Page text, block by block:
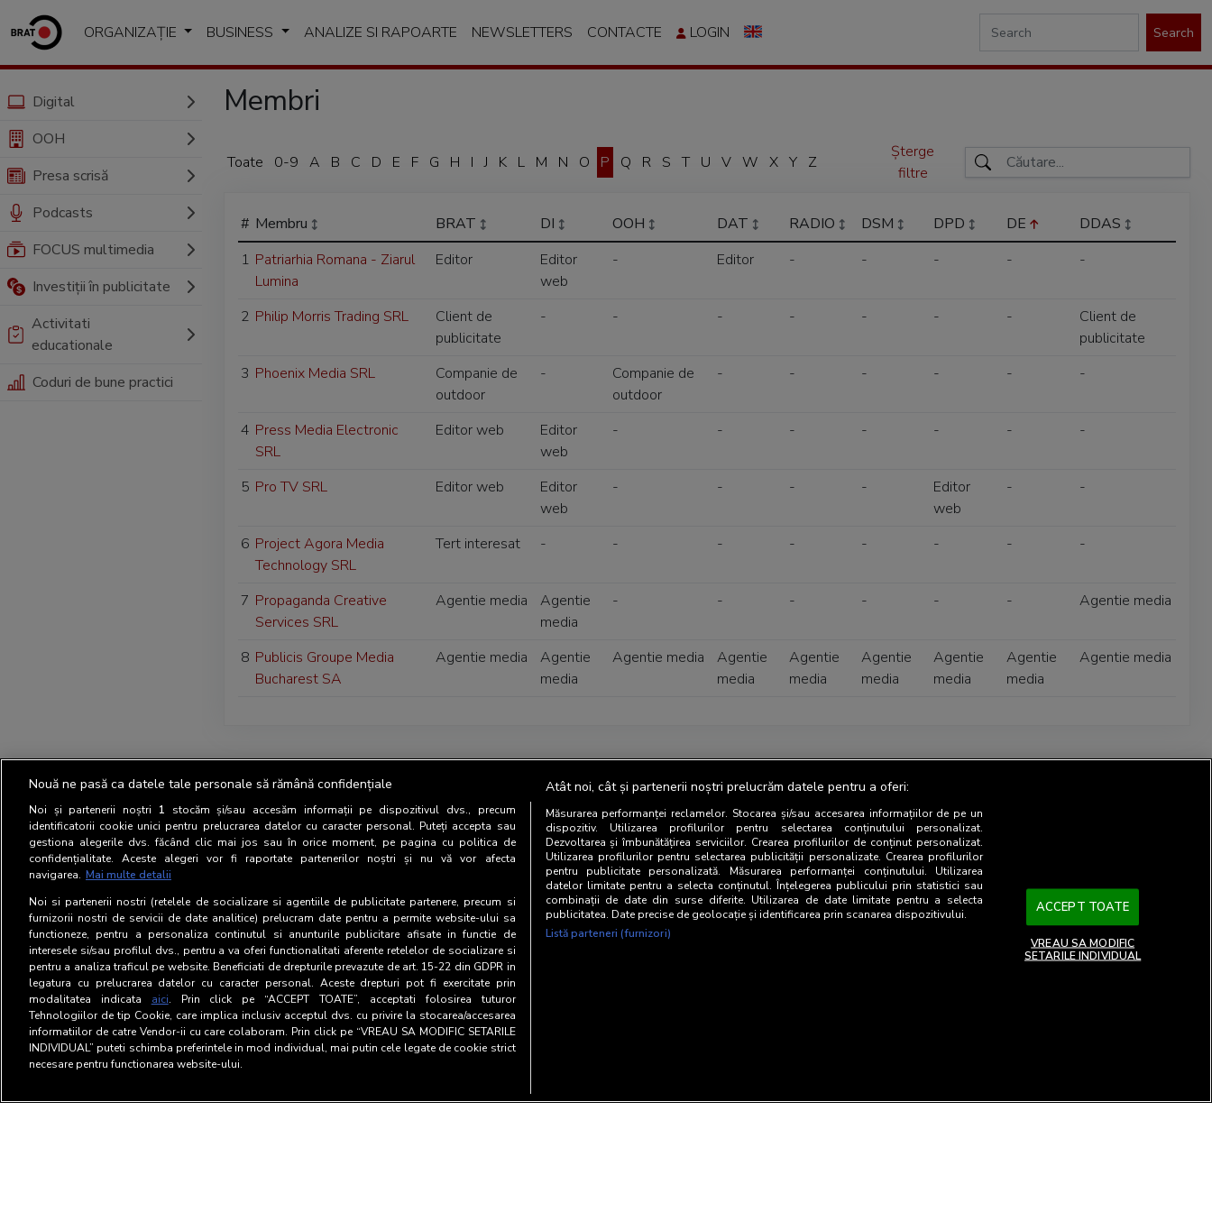
ORGANIZAȚIE BUSINESS ANALIZE SI RAPOARTE NEWSLETTERS CONTACTE LOGIN Search
Digital
OOH
Presa scrisă
Podcasts
FOCUS multimedia
Investiții în publicitate
Activitati
educationale
Coduri de bune practici
Membri
Toate 0-9 A B C D E F G H I J K L M N O P Q R S T U V W X Y Z
Șterge
filtre
# Membru BRAT DI OOH DAT RADIO DSM DPD DE
DDAS
1 Patriarhia Romana - Ziarul
Lumina
Editor
Editor
web
- Editor - - - - -
2 Philip Morris Trading SRL
Client de
publicitate
- - - - - - -
Client de
publicitate
3 Phoenix Media SRL
Companie de
outdoor
-
Companie de
outdoor
- - - - - -
4 Press Media Electronic
SRL
Editor web
Editor
web
- - - - - - -
5 Pro TV SRL Editor web
Editor
web
- - - -
Editor
web
- -
6 Project Agora Media
Technology SRL
Tert interesat - - - - - - - -
7 Propaganda Creative
Services SRL
Agentie media
Agentie
media
- - - - - - Agentie media
8 Publicis Groupe Media
Bucharest SA
Agentie media
Agentie
media
Agentie media
Agentie
media
Agentie
media
Agentie
media
Agentie
media
Agentie
media
Agentie media
Nouă ne pasă ca datele tale personale să rămână confidențiale
Noi și partenerii noștri 1 stocăm și/sau accesăm informații pe dispozitivul dvs., precum
identificatorii cookie unici pentru prelucrarea datelor cu caracter personal. Puteți accepta sau
gestiona alegerile dvs. făcând clic mai jos sau în orice moment, pe pagina cu politica de
confidențialitate. Aceste alegeri vor fi raportate partenerilor noștri și nu vă vor afecta
navigarea. Mai multe detalii
Noi si partenerii nostri (retelele de socializare si agentiile de publicitate partenere, precum si
furnizorii nostri de servicii de date analitice) prelucram date pentru a permite website-ului sa
functioneze, pentru a personaliza continutul si anunturile publicitare afisate in functie de
interesele si/sau profilul dvs., pentru a va oferi functionalitati aferente retelelor de socializare si
pentru a analiza traficul pe website. Beneficiati de drepturile prevazute de art. 15-22 din GDPR in
legatura cu prelucrarea datelor cu caracter personal. Aceste drepturi pot fi exercitate prin
modalitatea indicata aici. Prin click pe “ACCEPT TOATE”, acceptati folosirea tuturor
Tehnologiilor de tip Cookie, care implica inclusiv acceptul dvs. cu privire la stocarea/accesarea
informatiilor de catre Vendor-ii cu care colaboram. Prin click pe “VREAU SA MODIFIC SETARILE
INDIVIDUAL” puteti schimba preferintele in mod individual, mai putin cele legate de cookie strict
necesare pentru functionarea website-ului.
Atât noi, cât și partenerii noștri prelucrăm datele pentru a oferi:
Măsurarea performanței reclamelor. Stocarea și/sau accesarea informațiilor de pe un
dispozitiv. Utilizarea profilurilor pentru selectarea conținutului personalizat.
Dezvoltarea și îmbunătățirea serviciilor. Crearea profilurilor de conținut personalizat.
Utilizarea profilurilor pentru selectarea publicității personalizate. Crearea profilurilor
pentru publicitate personalizată. Măsurarea performanței conținutului. Utilizarea
datelor limitate pentru a selecta conținutul. Înțelegerea publicului prin statistici sau
combinații de date din surse diferite. Utilizarea de date limitate pentru a selecta
publicitatea. Date precise de geolocație și identificarea prin scanarea dispozitivului.
Listă parteneri (furnizori)
ACCEPT TOATE
VREAU SA MODIFIC
SETARILE INDIVIDUAL